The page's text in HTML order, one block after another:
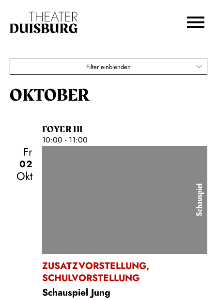
Zur Hauptnavigation springen
Zum Footer springen
DUISBURG 2026
Igor Levit
OKTOBER
FOYER III
10:00 - 11:00
Fr
02
Okt
Schauspiel
ZUSATZVORSTELLUNG,
SCHULVORSTELLUNG
Schauspiel Jung